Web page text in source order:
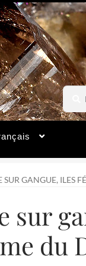
pour :
SUR GANGUE, ILES
sur
du